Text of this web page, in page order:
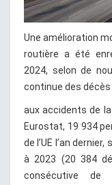
Une amélioration
routière a été
2024, selon de
continue des décès
aux accidents de
Eurostat, 19 934
de l’UE l’an
à 2023 (20 384
consécutive de